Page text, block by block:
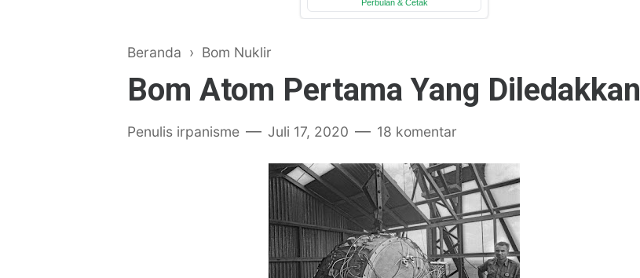
Beranda › Bom Nuklir
Bom Atom Pertama Yang Diledakkan
Penulis irpanisme Juli 17, 2020 18 komentar